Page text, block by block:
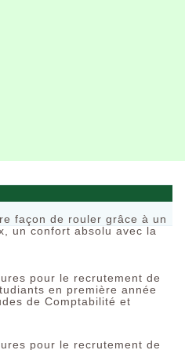
façon de rouler grâce à un
un confort absolu avec la
pour le recrutement de
en première année
de Comptabilité et
pour le recrutement de